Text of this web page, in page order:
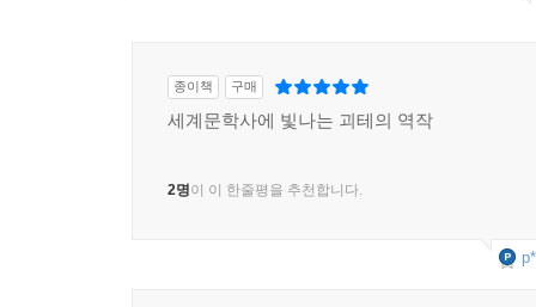
종이책 구매
세계문학사에 빛나는 괴테의 역작
2명이 이 한줄평을 추천합니다.